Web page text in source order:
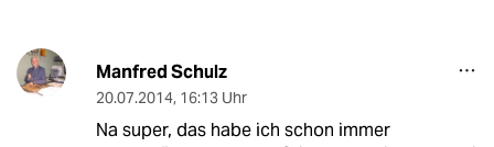
Manfred Schulz
20.07.2014, 16:13 Uhr
Na super, das habe ich schon immer